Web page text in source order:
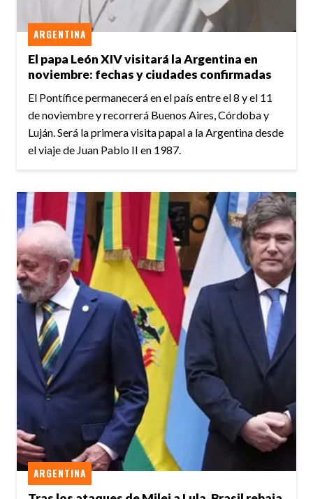
El papa León XIV visitará la Argentina en
noviembre: fechas y ciudades confirmadas
ARGENTINA
El Pontífice permanecerá en el país entre el 8 y el 11
de noviembre y recorrerá Buenos Aires, Córdoba y
Luján. Será la primera visita papal a la Argentina desde
el viaje de Juan Pablo II en 1987.
ARGENTINA